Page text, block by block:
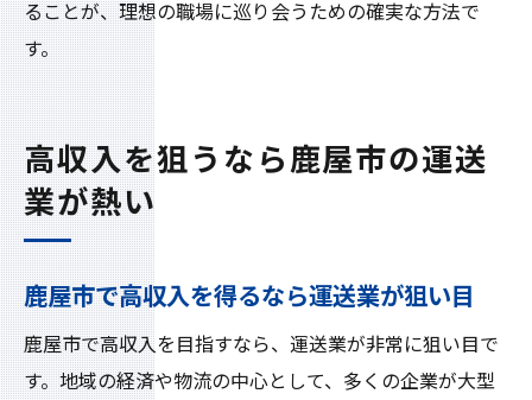
ることが、理想の職場に巡り会うための確実な方法で
す。
高収入を狙うなら鹿屋市の運送
業が熱い
鹿屋市で高収入を得るなら運送業が狙い目
鹿屋市で高収入を目指すなら、運送業が非常に狙い目で
す。地域の経済や物流の中心として、多くの企業が大型